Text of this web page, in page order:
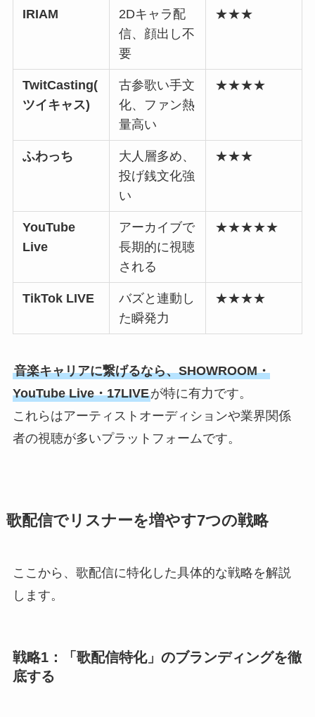
IRIAM
2Dキャラ配
信、顔出し不
要
★★★
TwitCasting(
ツイキャス)
古参歌い手文
化、ファン熱
量高い
★★★★
ふわっち
大人層多め、
投げ銭文化強
い
★★★
YouTube
Live
アーカイブで
長期的に視聴
される
★★★★★
TikTok LIVE
バズと連動し
た瞬発力
★★★★
音楽キャリアに繋げるなら、SHOWROOM・
YouTube Live・17LIVEが特に有力です。
これらはアーティストオーディションや業界関係
者の視聴が多いプラットフォームです。
歌配信でリスナーを増やす7つの戦略
ここから、歌配信に特化した具体的な戦略を解説
します。
戦略1：「歌配信特化」のブランディングを徹
底する